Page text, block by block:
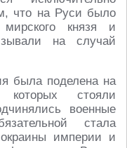
что на Руси было
князя и
на случай
была поделена на
стояли
военные
стала
империи и